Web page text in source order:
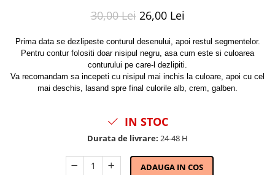
30,00 Lei 26,00 Lei
Prima data se dezlipeste conturul desenului, apoi restul segmentelor.
Pentru contur folositi doar nisipul negru, asa cum este si culoarea
conturului pe care-l dezlipiti.
Va recomandam sa incepeti cu nisipul mai inchis la culoare, apoi cu cel
mai deschis, lasand spre final culorile alb, crem, galben.
IN STOC
Durata de livrare: 24-48 H
ADAUGA IN COS